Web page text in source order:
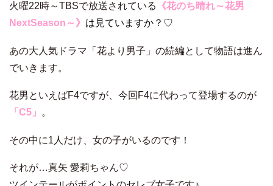
火曜22時～TBSで放送されている
《花のち晴れ～花男
NextSeason～》 は見ていますか？♡
あの大人気ドラマ「花より男子」の続編として物語は進ん
でいきます。
花男といえばF4ですが、今回F4に代わって登場するのが
「C5」
。
その中に1人だけ、女の子がいるのです！
それが…真矢 愛莉ちゃん♡